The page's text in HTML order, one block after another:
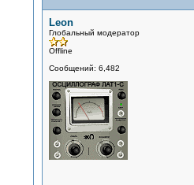
Leon
Глобальный модератор
Offline
Сообщений: 6,482